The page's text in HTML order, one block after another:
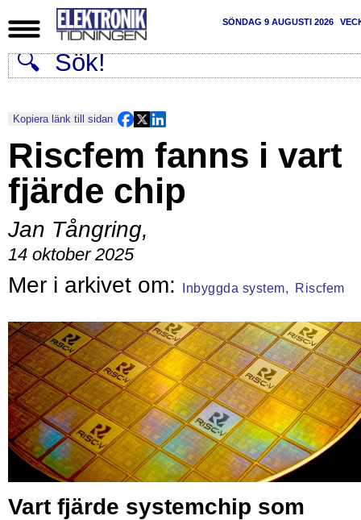
SÖNDAG 9 AUGUSTI 2026
Kopiera länk till sidan
Riscfem fanns i vart
fjärde chip
Jan Tångring,
14 oktober 2025
Inbyggda system, Riscfem
Vart fjärde systemchip som